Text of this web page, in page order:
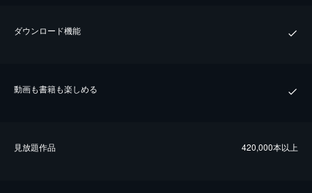
ダウンロード機能
動画も書籍も楽しめる
⾒放題作品 420,000本以上